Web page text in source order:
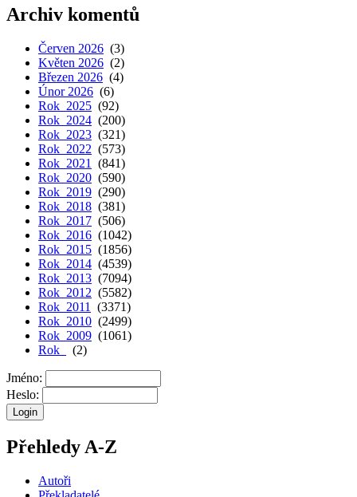
Archiv komentů
Červen 2026 (3)
Květen 2026 (2)
Březen 2026 (4)
Únor 2026 (6)
Rok 2025 (92)
Rok 2024 (200)
Rok 2023 (321)
Rok 2022 (573)
Rok 2021
(841)
Rok 2020 (590)
Rok 2019 (290)
Rok 2018 (381)
Rok 2017 (506)
Rok 2016 (1042)
Rok 2015 (1856)
Rok 2014 (4539)
Rok 2013 (7094)
Rok 2012 (5582)
Rok 2011
(3371)
Rok 2010 (2499)
Rok 2009 (1061)
Rok
(2)
Jméno:
Heslo:
Přehledy A-Z
Autoři